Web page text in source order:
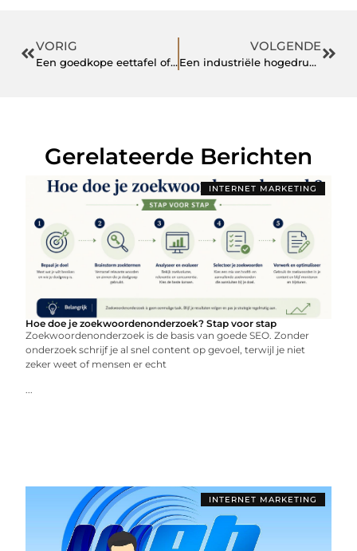
VORIG
Een goedkope eettafel of mangohout meubelen koop je bij deze specialist
VOLGENDE
Een industriële hogedrukreiniger huren met waterstralen van 500 tot 2.500 bar
Gerelateerde Berichten
INTERNET MARKETING
Hoe doe je zoekwoordenonderzoek? Stap voor stap
Zoekwoordenonderzoek is de basis van goede SEO. Zonder
onderzoek schrijf je al snel content op gevoel, terwijl je niet
zeker weet of mensen er echt
...
INTERNET MARKETING